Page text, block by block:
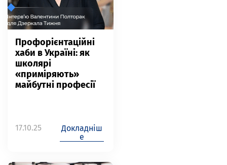
Профорієнтаційні
хаби в Україні: як
школярі
«приміряють»
майбутні професії
17.10.25
Докладніш
е